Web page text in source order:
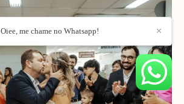
✕
Oiee, me chame no Whatsapp!